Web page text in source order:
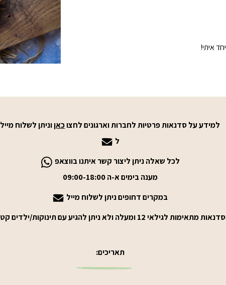
איתי!
למידע על סדנאות פרטיות לחברות וארגונים לחצוכאןוניתן לשלוח מייל
ל
לכל שאלה ניתן ליצור קשר איתנו בווצאפ
מענה בימים א-ה 09:00-18:00
במקרים דחופים ניתן לשלוח מייל
לגילאי 12 ומעלה ולא ניתן להגיע עם תינוקות/ילדים קטנים**
תאריכים: